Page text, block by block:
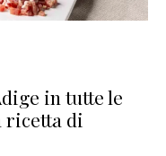
in tutte le
ricetta di